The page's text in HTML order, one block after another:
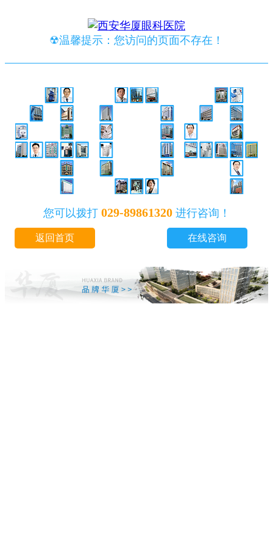
☢温馨提示：您访问的页面不存在！
您可以拨打 029-89861320进行咨询！
返回首页 在线咨询